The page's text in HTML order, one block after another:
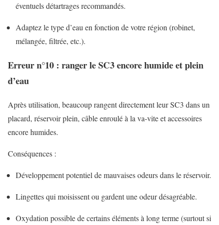
éventuels détartrages recommandés.
Adaptez le type d’eau en fonction de votre région (robinet,
mélangée, filtrée, etc.).
Erreur n°10 : ranger le SC3 encore humide et plein
d’eau
Après utilisation, beaucoup rangent directement leur SC3 dans un
placard, réservoir plein, câble enroulé à la va-vite et accessoires
encore humides.
Conséquences :
Développement potentiel de mauvaises odeurs dans le réservoir.
Lingettes qui moisissent ou gardent une odeur désagréable.
Oxydation possible de certains éléments à long terme (surtout si